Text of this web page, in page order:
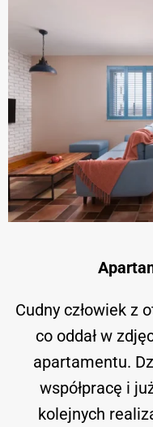
Cudny człowiek z
co oddał w
apartamentu.
współpracę i
kolejnych